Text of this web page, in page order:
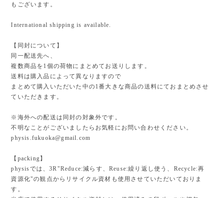
もございます。
International shipping is available.
【同封について】
同一配送先へ、
複数商品を1個の荷物にまとめてお送りします。
送料は購入品によって異なりますので
まとめて購入いただいた中の1番大きな商品の送料にておまとめさせ
ていただきます。
※海外への配送は同封の対象外です。
不明なことがございましたらお気軽にお問い合わせください。
physis.fukuoka@gmail.com
【packing】
physisでは、3R"Reduce:減らす、Reuse:繰り返し使う、Recycle:再
資源化"の観点からリサイクル資材も使用させていただいておりま
す。